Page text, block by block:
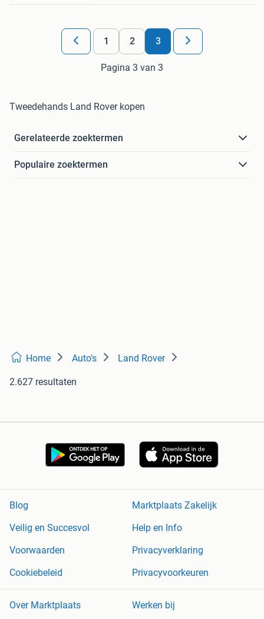
1 2 3
Pagina 3 van 3
Tweedehands Land Rover kopen
Gerelateerde zoektermen
Populaire zoektermen
Home Auto's Land Rover
2.627 resultaten
Blog
Marktplaats Zakelijk
Veilig en Succesvol
Help en Info
Voorwaarden
Privacyverklaring
Cookiebeleid
Privacyvoorkeuren
Over Marktplaats Werken bij